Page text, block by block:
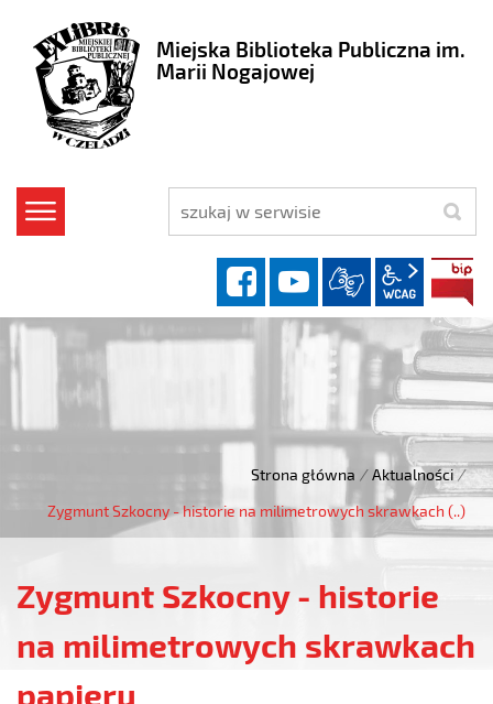
Miejska Biblioteka Publiczna im.
Marii Nogajowej
szukaj
facebookYouTube
wcag2.1
Strona główna / Aktualności /
Zygmunt Szkocny - historie na milimetrowych skrawkach (..)
Zygmunt Szkocny - historie
na milimetrowych skrawkach
papieru